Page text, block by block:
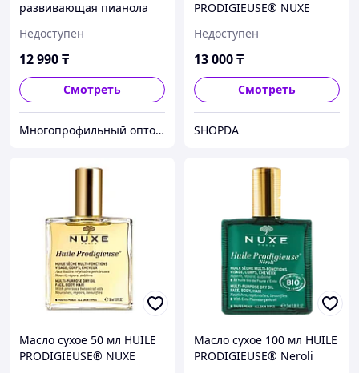
развивающая пианола
звуком
Недоступен
12 990₸
Смотреть
Многопрофильный оптово розничный интернет магазин - G-sea.kz
PRODIGIEUSE® NUXE
Недоступен
13 000₸
Смотреть
SHOPDA
Масло сухое 50 мл HUILE
PRODIGIEUSE® NUXE
Масло сухое 100 мл HUILE
PRODIGIEUSE® Neroli